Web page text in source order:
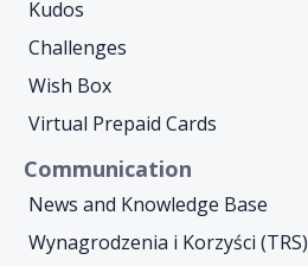
Kudos
Challenges
Wish Box
Virtual Prepaid Cards
Communication
News and Knowledge Base
Wynagrodzenia i Korzyści (TRS)